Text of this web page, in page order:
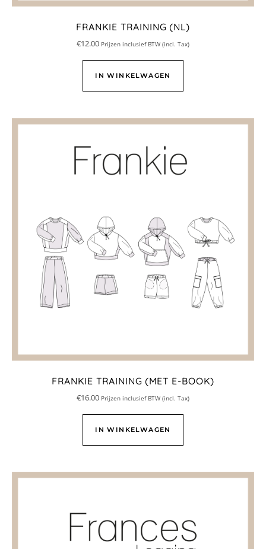
FRANKIE TRAINING (NL)
€12.00 Prijzen inclusief BTW (incl. Tax)
IN WINKELWAGEN
FRANKIE TRAINING (MET E-BOOK)
€16.00 Prijzen inclusief BTW (incl. Tax)
IN WINKELWAGEN